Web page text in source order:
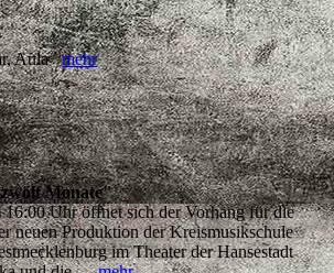
Aulamehr
Monate"
Uhr öffnet sich der Vorhang für die
neuen Produktion der Kreismusikschule
im Theater der Hansestadt